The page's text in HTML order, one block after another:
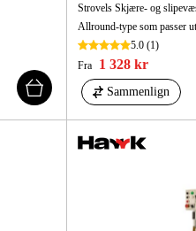
Strovels Skjære- og
Allround-type som passer
5.0(1)
Fra
1 328 kr
Sammenlign